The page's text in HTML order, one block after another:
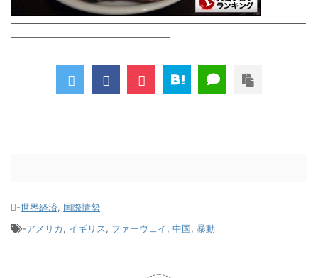
――――――――――――――――――――――――――
――――――――――――――
-世界経済, 国際情勢
-アメリカ, イギリス, ファーウェイ, 中国, 暴動